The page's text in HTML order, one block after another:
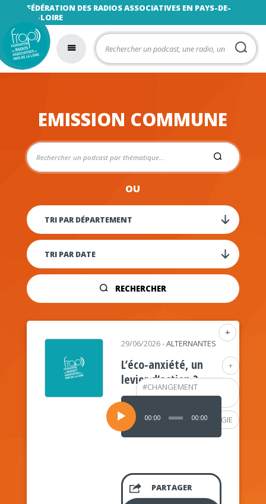
FÉDÉRATION DES RADIOS ASSOCIATIVES EN PAYS-DE-
LA-LOIRE
EMISSION COMMUNE
OU
RECHERCHER
+
+
#CHANGEMENT
CLIMATIQUE
#PSYCHOLOGIE
29/06/2026-ALTERNANTES
L’éco-anxiété, un
levier d’action ?
Lecteur
audio
00:00 00:00
PARTAGER